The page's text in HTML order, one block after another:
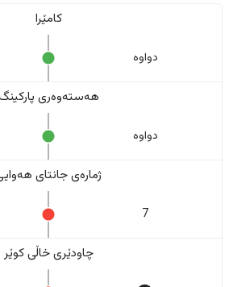
کامێرا
دواوە
هەستەوەری
دواوە
ژمارەی جانتای
7
چاودێری خاڵی کوێر